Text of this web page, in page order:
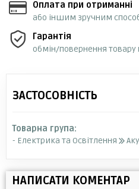
Оплата при отриманні
або іншим зручним
Гарантія
обмін/повернення товару
ЗАСТОСОВНІСТЬ
Товарна група:
- Електрика та Освітлення
НАПИСАТИ КОМЕНТАР